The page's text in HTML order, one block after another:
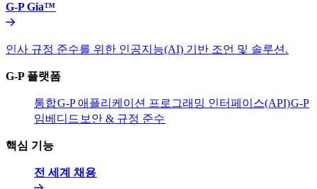
G-P Gia™​​
인사 규정 준수를 위한 인공지능(AI) 기반 조언 및 솔루션.​​
G-P 플랫폼​​
통합​​G-P 애플리케이션 프로그래밍 인터페이스(API)​​G-P
임베디드​​ 보안 & 규정 준수​​
핵심 기능​​
전 세계 채용​​